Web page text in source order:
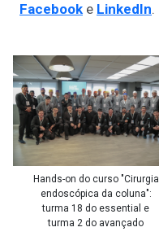
Facebook e LinkedIn.
Hands-on do curso "Cirurgia
endoscópica da coluna":
turma 18 do essential e
turma 2 do avançado